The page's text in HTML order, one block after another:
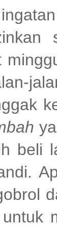
beli